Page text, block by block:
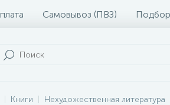
Самовывоз (ПВЗ)
Книги Нехудожественная литература